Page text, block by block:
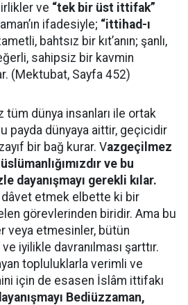
ve “tek bir üst ittifak”
ifadesiyle; “ittihad-ı
bahtsız bir kıt’anın; şanlı,
sahipsiz bir kavmin
(Mektubat, Sayfa 452)
tüm dünya insanları ile ortak
payda dünyaya aittir, geçicidir
bir bağ kurar. Vazgeçilmez
ve bu
dayanışmayı gerekli kılar.
dâvet etmek elbette ki bir
görevlerinden biridir. Ama bu
veya etmesinler, bütün
iyilikle davranılması şarttır.
topluluklarla verimli ve
için de esasen İslâm ittifakı
Bediüzzaman,